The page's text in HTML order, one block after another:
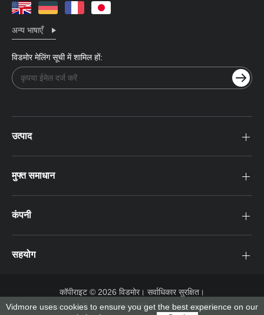
अन्य भाषाएँ
विडमोर मेलिंग सूची में शामिल हों:
उत्पाद
मुफ्त समाधान
कंपनी
सहयोग
कॉपीराइट © 2026 विडमोर। सर्वाधिकार सुरक्षित।
नियम एवं शर्तें
गोपनीयता नीति लाइसेंस समझौता
Vidmore uses cookies to ensure you get the best experience on our